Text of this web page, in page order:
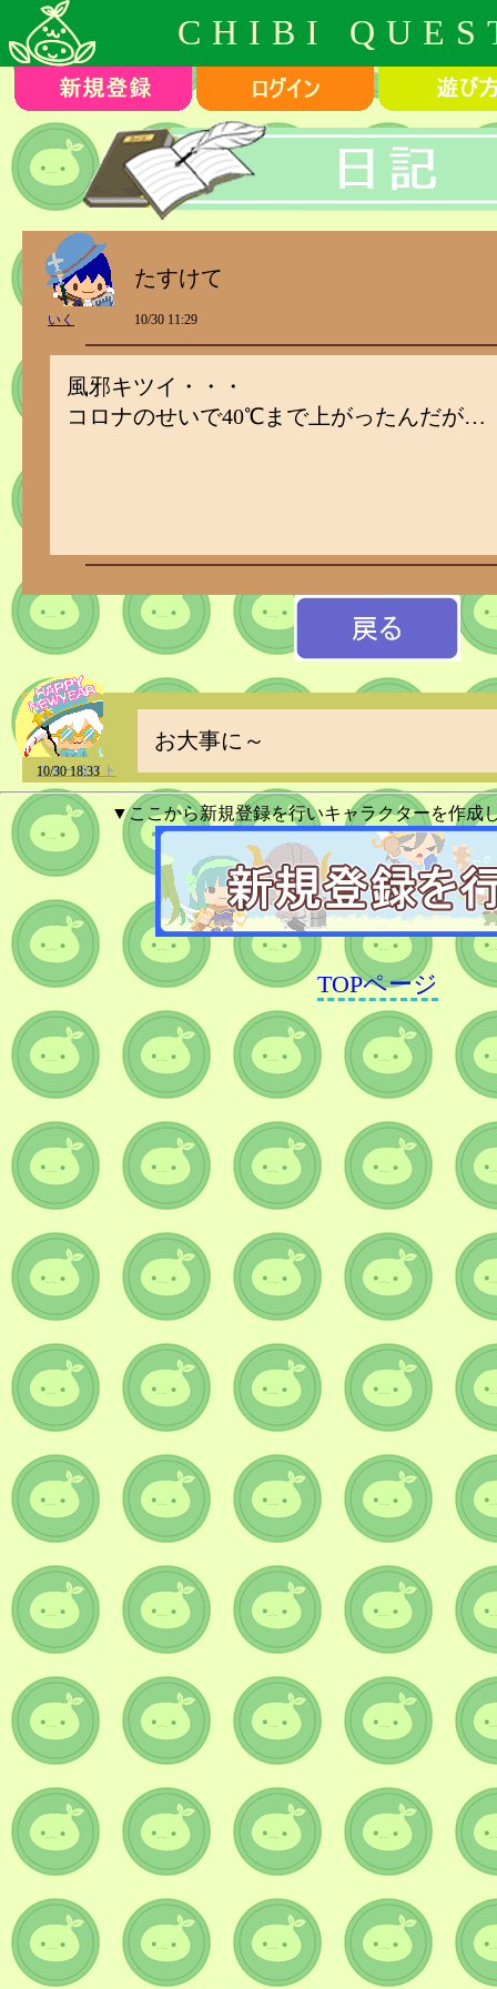
CHIBI
たすけて
いく 10/30 11:29
風邪キツイ・・・
コロナのせいで40℃まで上がったんだが…
お大事に～
スターライト
10/30 18:33
▼ここから新規登録を行いキャラクターを作成
TOPページ